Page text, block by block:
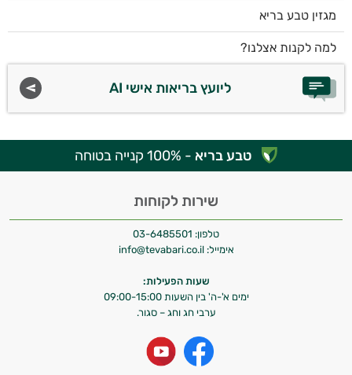
מגזין טבע בריא
למה לקנות אצלנו?
ליועץ בריאות אישי AI
טבע בריא - 100% קנייה בטוחה
שירות לקוחות
טלפון: 03-6485501
אימייל: info@tevabari.co.il
שעות הפעילות:
ימים א'-ה' בין השעות 09:00-15:00
ערבי חג וחג – סגור.